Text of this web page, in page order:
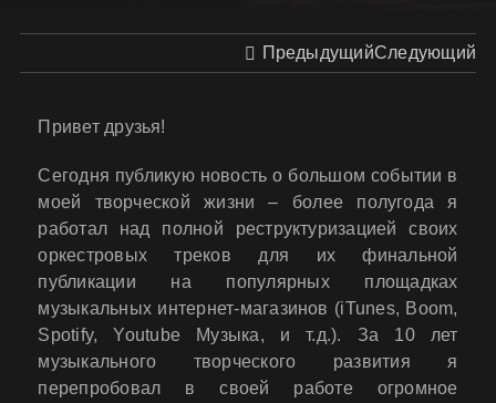
ПредыдущийСледующий
Привет друзья!
Сегодня публикую новость о большом событии в
моей творческой жизни – более полугода я
работал над полной реструктуризацией своих
оркестровых треков для их финальной
публикации на популярных площадках
музыкальных интернет-магазинов (iTunes, Boom,
Spotify, Youtube Музыка, и т.д.). За 10 лет
музыкального творческого развития я
перепробовал в своей работе огромное